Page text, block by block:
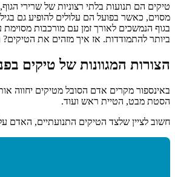
מסוים, כאשר בפועל הם עלולים להופיע גם
בגוף הנמשכים לאורך זמן עם מורכבות
ביותר להתמודדות. אז איך מזהים את
הצורות המגוונות של טיקים
באינספור מקרים אדם הסובל מטיקים יחווה
הסטת מבט, הטיית ראש ועוד.
חשוב לציין שלצד הטיקים התנועתיים, האדם